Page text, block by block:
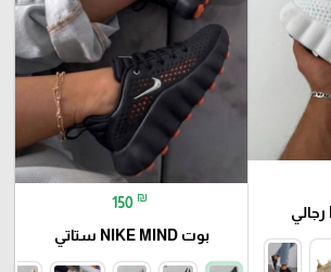
150 ₪
بوت NIKE MIND ستاتي